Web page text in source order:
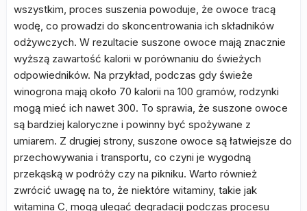
wszystkim, proces suszenia powoduje, że owoce tracą
wodę, co prowadzi do skoncentrowania ich składników
odżywczych. W rezultacie suszone owoce mają znacznie
wyższą zawartość kalorii w porównaniu do świeżych
odpowiedników. Na przykład, podczas gdy świeże
winogrona mają około 70 kalorii na 100 gramów, rodzynki
mogą mieć ich nawet 300. To sprawia, że suszone owoce
są bardziej kaloryczne i powinny być spożywane z
umiarem. Z drugiej strony, suszone owoce są łatwiejsze do
przechowywania i transportu, co czyni je wygodną
przekąską w podróży czy na pikniku. Warto również
zwrócić uwagę na to, że niektóre witaminy, takie jak
witamina C, mogą ulegać degradacji podczas procesu